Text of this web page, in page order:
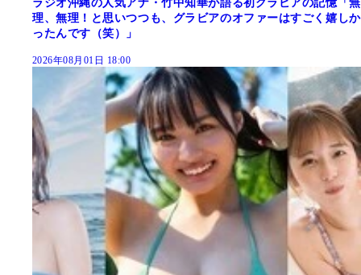
ラジオ沖縄の人気アナ・竹中知華が語る初グラビアの記憶「無
理、無理！と思いつつも、グラビアのオファーはすごく嬉しか
ったんです（笑）」
2026年08月01日 18:00